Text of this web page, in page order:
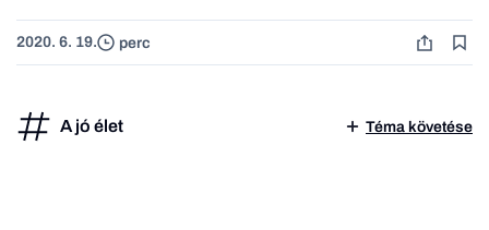
2020. 6. 19. perc
A jó élet Téma követése